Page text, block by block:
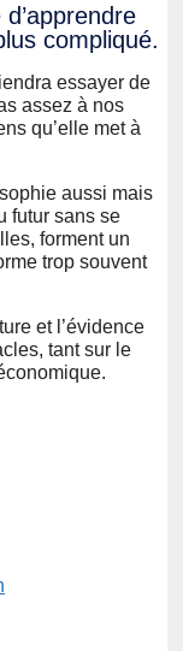
d’apprendre
compliqué.
essayer de
assez à nos
qu’elle met à
aussi mais
futur sans se
forment un
trop souvent
et l’évidence
tant sur le